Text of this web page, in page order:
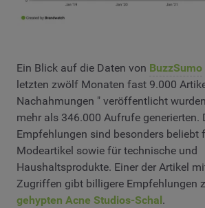
Ein Blick auf die Daten von BuzzSumo
letzten zwölf Monaten fast 9.000
Nachahmungen " veröffentlicht
mehr als 346.000 Aufrufe generierten.
Empfehlungen sind besonders beliebt
Modeartikel sowie für technische und
Haushaltsprodukte. Einer der Artikel
Zugriffen gibt billigere Empfehlungen
gehypten Acne Studios-Schal .